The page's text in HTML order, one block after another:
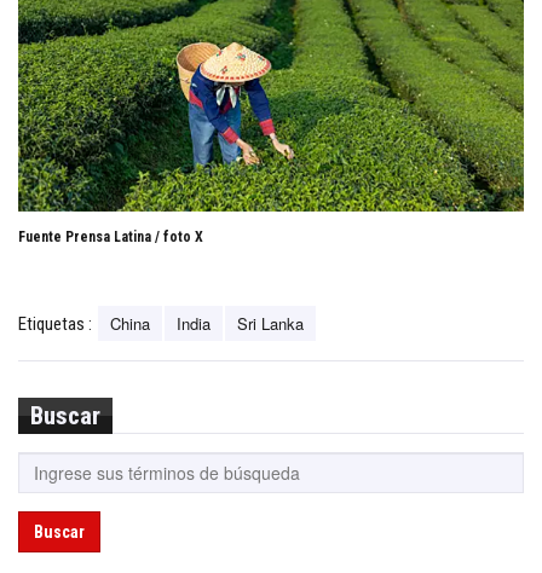
Fuente Prensa Latina / foto X
Etiquetas : China India Sri Lanka
Buscar
Buscar